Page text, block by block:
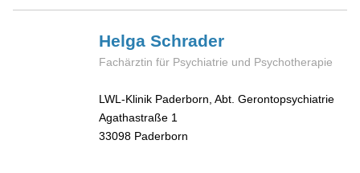
HelgaSchrader
Fachärztin für Psychiatrie und Psychotherapie
LWL-Klinik Paderborn, Abt. Gerontopsychiatrie
Agathastraße 1
33098 Paderborn